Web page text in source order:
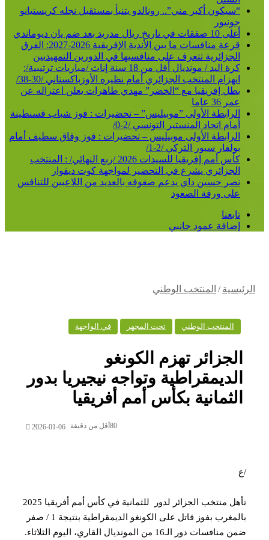
أكبر مني”.. رونالدو يتنبأ بمستقبل نجله كريستيانو
قرعة منافسات ما بين الأندية الإفريقية 2026-2027: الفرق
تتعرف على منافسيها في الدورين التمهيديين
كرة اليد / مونديال أقل من 18 سنة إناث /مباريات ترتيبية/:
المنتخب الجزائري أمام نظيره الأوزباكستاني /30-38/
إفريقيا مع “الخضر” مهدي طاهرات يعلن اعتزاله عن
الأولى ”موبيليس” – تحضيرات : فوز شباب قسنطينة
اتحاد المنستير التونسي /2-0/
الأولى موبيليس – تحضيرات : فوز وفاق سطيف أمام
سبور التركي /2-1/
كأس أمم إفريقيا للسيدات 2026 /ربع النهائي/ : المنتخب
يشرع في التحضير لمواجهة كوت ديفوار
حسين داي يدعم صفوفه بالعديد من اللاعبين للتنافس
ورقة الصعود
عمود جانبي
/المنتخب الوطني
المنتخب الوطني تحت المجهر في الواجهة
تهزم الكونغو
وتواجه نيجيريا بدور
بكأس أمم أفريقيا
2026-01-06 أقل من دقيقة
تأهل منتخب الجزائر لدور للثمانية في كأس أمم أفريقيا 2025
بالمغرب بفوز قاتل على الكونغو الديمقراطية بنتيجة 1 / صفر
دور الـ16 من المونديال القاري، اليوم الثلاثاء.